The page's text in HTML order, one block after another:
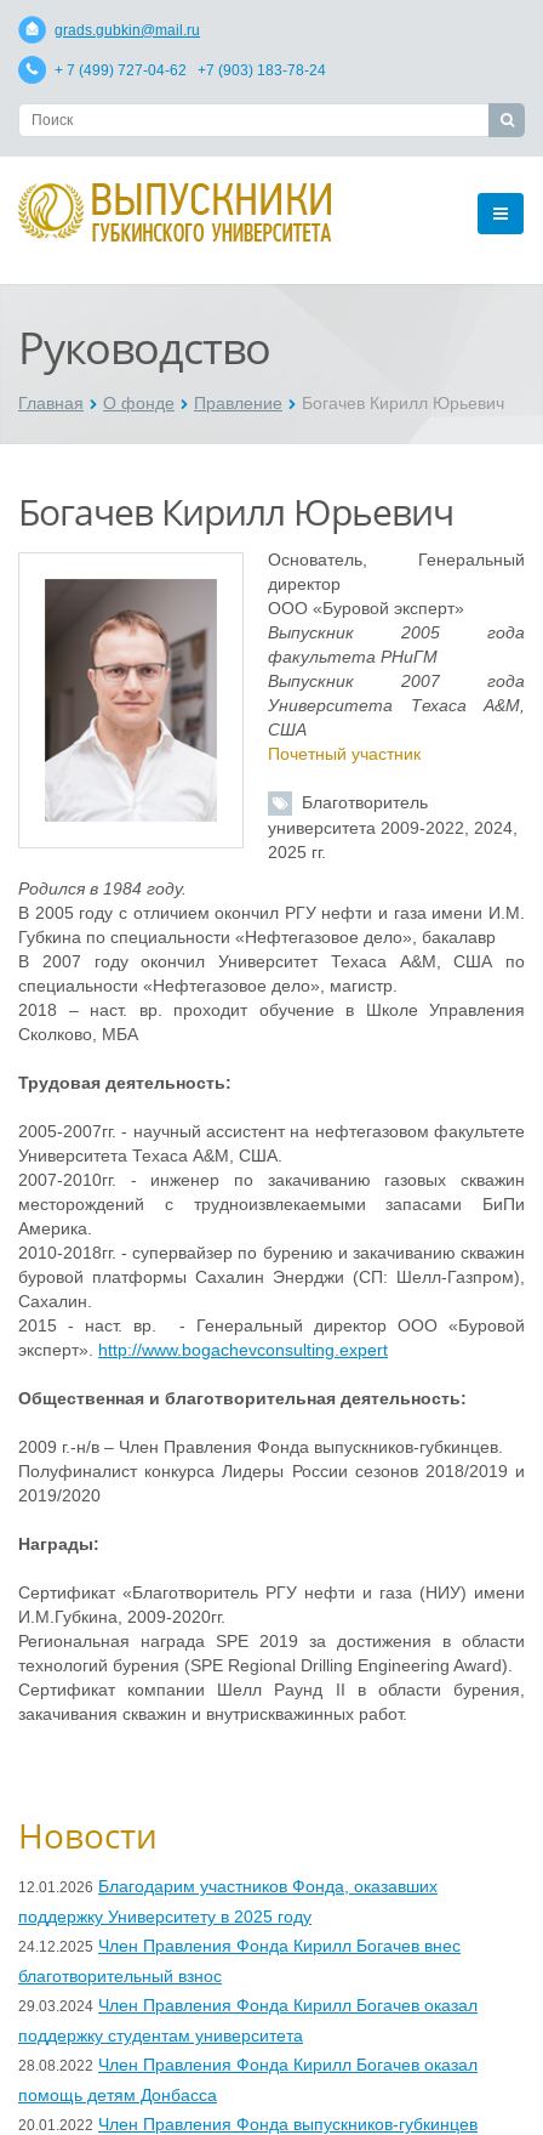
grads.gubkin@mail.ru
+ 7 (499) 727-04-62 +7 (903) 183-78-24
Руководство
Главная О фонде Правление Богачев Кирилл Юрьевич
Богачев Кирилл Юрьевич
Основатель, Генеральный
директор
ООО «Буровой эксперт»
Выпускник 2005 года
факультета РНиГМ
Выпускник 2007 года
Университета Техаса A&M,
США
Почетный участник
Благотворитель
университета 2009-2022, 2024,
2025 гг.
Родился в 1984 году.
В 2005 году с отличием окончил РГУ нефти и газа имени И.М.
Губкина по специальности «Нефтегазовое дело», бакалавр
В 2007 году окончил Университет Техаса A&M, США по
специальности «Нефтегазовое дело», магистр.
2018 – наст. вр. проходит обучение в Школе Управления
Сколково, МБА
Трудовая деятельность:
2005-2007гг. - научный ассистент на нефтегазовом факультете
Университета Техаса A&M, США.
2007-2010гг. - инженер по закачиванию газовых скважин
месторождений с трудноизвлекаемыми запасами БиПи
Америка.
2010-2018гг. - супервайзер по бурению и закачиванию скважин
буровой платформы Сахалин Энерджи (СП: Шелл-Газпром),
Сахалин.
2015 - наст. вр. - Генеральный директор ООО «Буровой
эксперт». http://www.bogachevconsulting.expert
Общественная и благотворительная деятельность:
2009 г.-н/в – Член Правления Фонда выпускников-губкинцев.
Полуфиналист конкурса Лидеры России сезонов 2018/2019 и
2019/2020
Награды:
Сертификат «Благотворитель РГУ нефти и газа (НИУ) имени
И.М.Губкина, 2009-2020гг.
Региональная награда SPE 2019 за достижения в области
технологий бурения (SPE Regional Drilling Engineering Award).
Сертификат компании Шелл Раунд II в области бурения,
закачивания скважин и внутрискважинных работ.
Новости
12.01.2026 Благодарим участников Фонда, оказавших
поддержку Университету в 2025 году
24.12.2025 Член Правления Фонда Кирилл Богачев внес
благотворительный взнос
29.03.2024 Член Правления Фонда Кирилл Богачев оказал
поддержку студентам университета
28.08.2022 Член Правления Фонда Кирилл Богачев оказал
помощь детям Донбасса
20.01.2022 Член Правления Фонда выпускников-губкинцев